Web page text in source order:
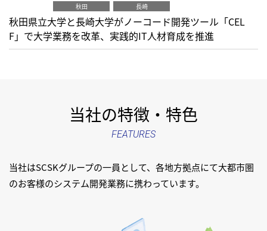
秋田
長崎
秋田県立大学と長崎大学がノーコード開発ツール「CEL
F」で大学業務を改革、実践的IT人材育成を推進
当社の特徴・特色
FEATURES
当社はSCSKグループの一員として、各地方拠点にて大都市圏
のお客様のシステム開発業務に携わっています。